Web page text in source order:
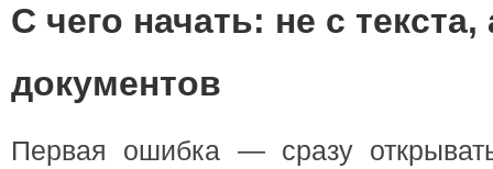
С чего начать: не с текста,
документов
Первая ошибка — сразу